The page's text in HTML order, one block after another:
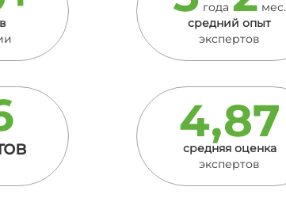
года
мес.
средний опыт
экспертов
4,87
средняя оценка
экспертов